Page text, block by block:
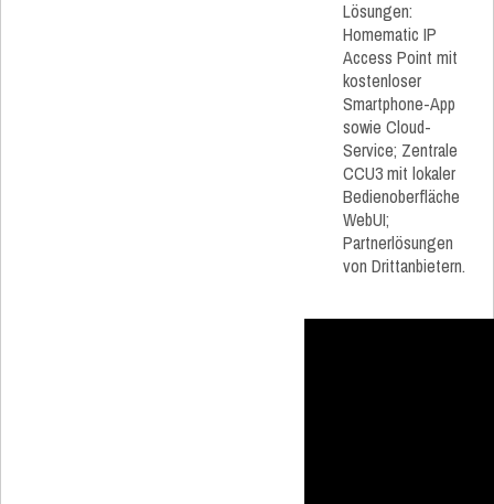
Lösungen:
Homematic IP
Access Point mit
kostenloser
Smartphone-App
sowie Cloud-
Service; Zentrale
CCU3 mit lokaler
Bedienoberfläche
WebUI;
Partnerlösungen
von Drittanbietern.